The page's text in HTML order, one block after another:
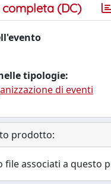
completa (DC)
tipologie:
di eventi
prodotto:
file associati a questo